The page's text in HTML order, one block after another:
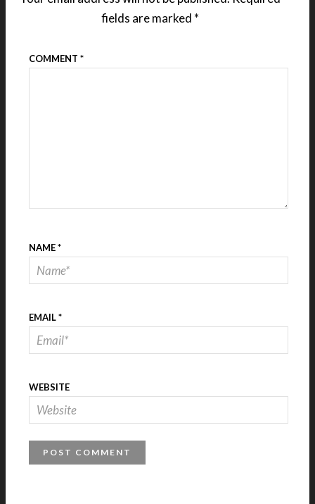
fields are marked *
COMMENT *
NAME*
EMAIL*
WEBSITE